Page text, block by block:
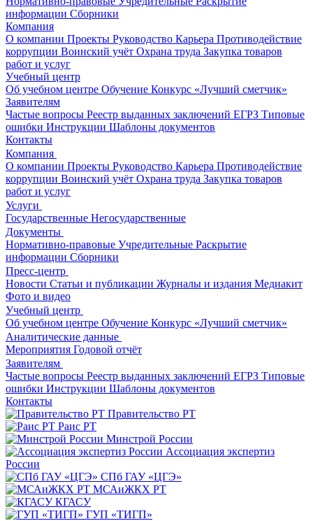
информации Сборники
Компания
О компании Проекты Руководство Карьера Противодействие
коррупции Воинский учёт Охрана труда Закупка товаров
работ и услуг
Учебный центр
Об учебном центре Обучение Конкурс «Лучший сметчик»
Заявителям
Частые вопросы Реестр выданных заключений ЕГРЗ Типовые
ошибки Инструкции Шаблоны документов
Контакты
Компания
О компании Проекты Руководство Карьера Противодействие
коррупции Воинский учёт Охрана труда Закупка товаров
работ и услуг
Услуги
Государственные Негосударственные
Документы
Нормативно-правовые Учредительные Раскрытие
информации Сборники
Пресс-центр
Новости Статьи и публикации Журналы и издания Медиакит
Фото и видео
Учебный центр
Об учебном центре Обучение Конкурс «Лучший сметчик»
Аналитические данные
Мероприятия Годовой отчёт
Заявителям
Частые вопросы Реестр выданных заключений ЕГРЗ Типовые
ошибки Инструкции Шаблоны документов
Контакты
Правительство РТ
Раис РТ
Минстрой России
Ассоциация экспертиз
России
СПб ГАУ «ЦГЭ»
МСАиЖКХ РТ
КГАСУ
ГУП «ТИГП»